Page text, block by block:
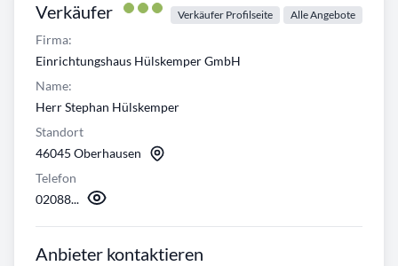
Verkäufer Verkäufer Profilseite Alle Angebote
Firma:
Einrichtungshaus Hülskemper GmbH
Name:
Herr Stephan Hülskemper
Standort
46045 Oberhausen
Telefon
02088...
Anbieter kontaktieren